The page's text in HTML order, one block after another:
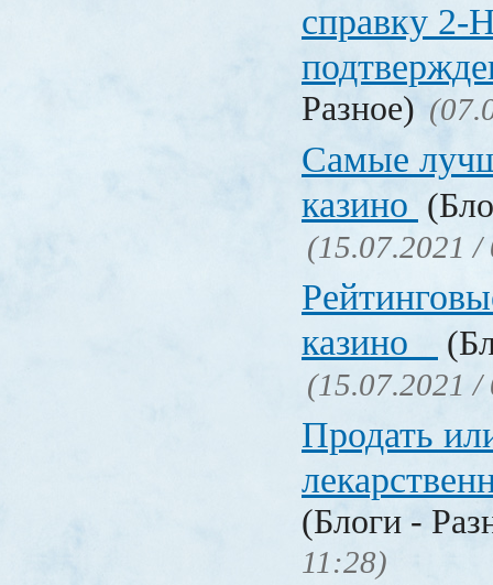
справку
Разное)
Самые
казино
(15.07.2021 /
казино
(15.07.2021 /
Продать
(Блоги -
11:28)